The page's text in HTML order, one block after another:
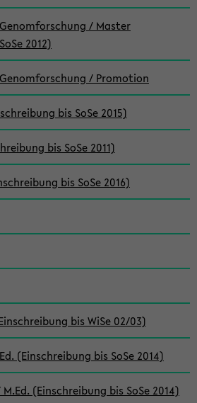
/ Master
2012)
/ Promotion
bis SoSe 2015)
bis SoSe 2011)
bis SoSe 2016)
bis WiSe 02/03)
(Einschreibung bis SoSe 2014)
(Einschreibung bis SoSe 2014)